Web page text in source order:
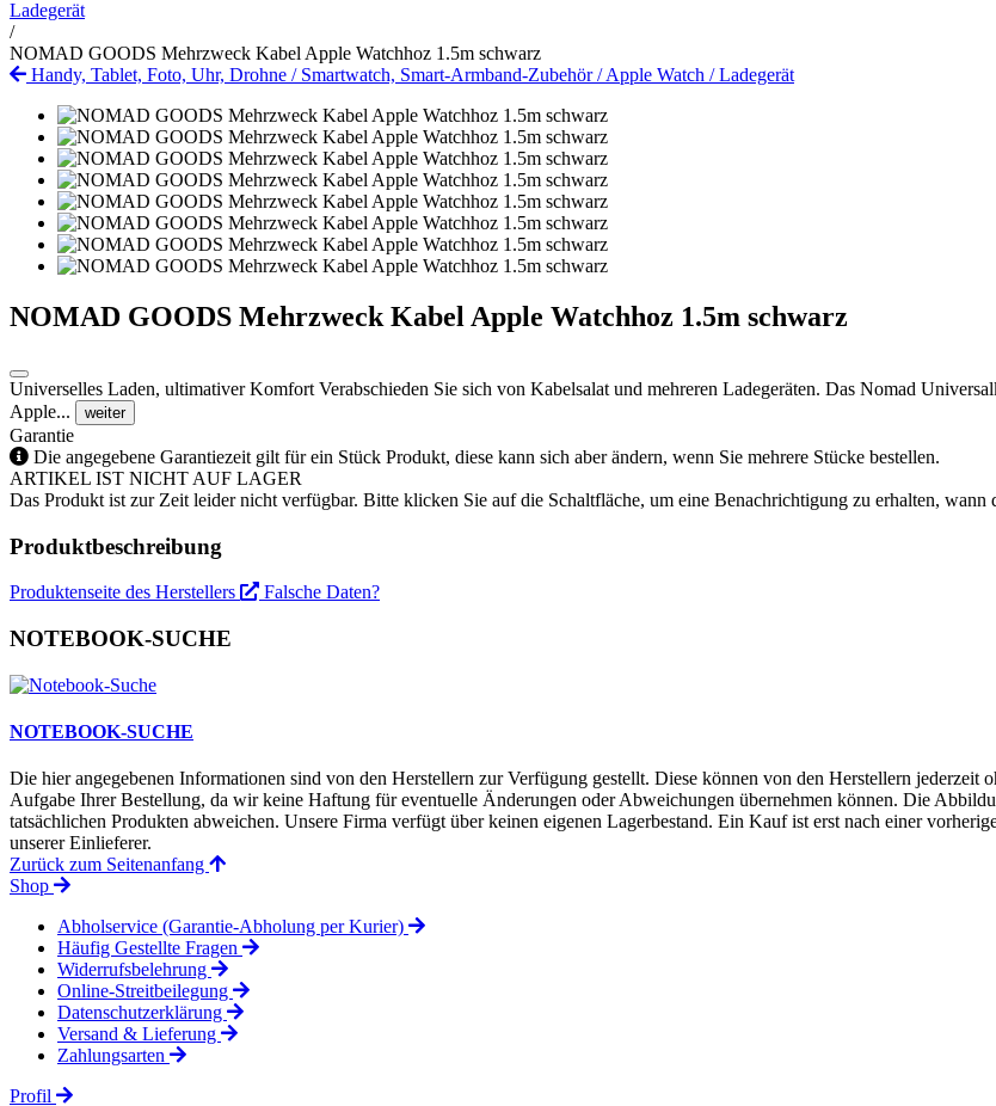
Ladegerät
/
NOMAD GOODS Mehrzweck Kabel Apple Watchhoz 1.5m schwarz
Handy, Tablet, Foto, Uhr, Drohne / Smartwatch, Smart-Armband-Zubehör/Apple Watch /Ladegerät
NOMAD GOODS Mehrzweck Kabel Apple Watchhoz 1.5m schwarz
Universelles Laden, ultimativer Komfort Verabschieden Sie sich von Kabelsalat und mehreren Ladegeräten. Das Nomad
Apple...
weiter
Garantie
Die angegebene Garantiezeit gilt für ein Stück Produkt, diese kann sich aber ändern, wenn Sie mehrere Stücke bestellen.
ARTIKEL IST NICHT AUF LAGER
Das Produkt ist zur Zeit leider nicht verfügbar. Bitte klicken Sie auf die Schaltfläche, um eine Benachrichtigung zu erhalten, wann
Produktbeschreibung
Produktenseite des Herstellers Falsche Daten?
NOTEBOOK-SUCHE
NOTEBOOK-SUCHE
Die hier angegebenen Informationen sind von den Herstellern zur Verfügung gestellt. Diese können von den Herstellern
Aufgabe Ihrer Bestellung, da wir keine Haftung für eventuelle Änderungen oder Abweichungen übernehmen können. Die
tatsächlichen Produkten abweichen. Unsere Firma verfügt über keinen eigenen Lagerbestand. Ein Kauf ist erst nach einer
unserer Einlieferer.
Zurück zum Seitenanfang
Shop
Abholservice (Garantie-Abholung per Kurier)
Häufig Gestellte Fragen
Widerrufsbelehrung
Online-Streitbeilegung
Datenschutzerklärung
Versand & Lieferung
Zahlungsarten
Profil